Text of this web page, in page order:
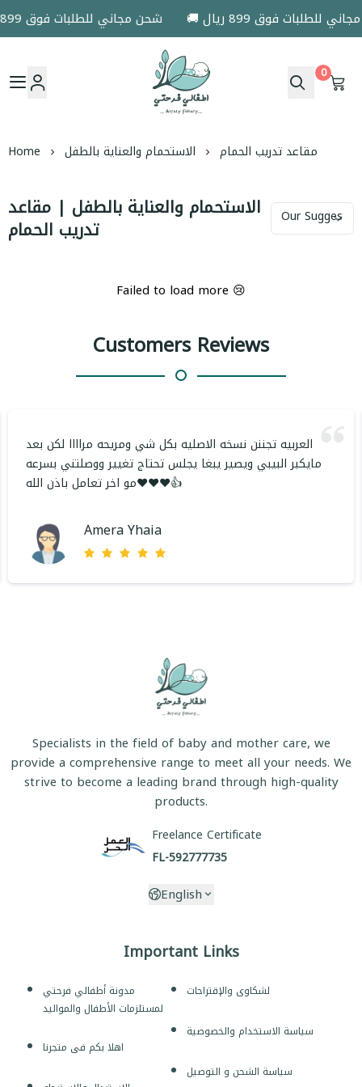
🚚 شحن مجاني للطلبات فوق 899 ريال للطلبات فوق 899 ريال
اطفالي فرحتي
0
Home الاستحمام والعناية بالطفل مقاعد تدريب الحمام
الاستحمام والعناية بالطفل | مقاعد
تدريب الحمام
Failed to load more 😢
Customers Reviews
العربيه تجننن نسخه الاصليه بكل شي ومريحه مراااا لكن بعد
مايكبر البيبي ويصير يبغا يجلس تحتاج تغيير ووصلتني بسرعه
مو اخر تعامل باذن الله❤️❤️❤️👍
Amera Yhaia
Important Links
مدونة أطفالي فرحتي
لمستلزمات الأطفال والمواليد
اهلا بكم فى متجرنا
لشكاوى والإقتراحات
سياسة الاستخدام والخصوصية
سياسة الشحن و التوصيل
Specialists in the field of baby and mother care, we
provide a comprehensive range to meet all your needs. We
strive to become a leading brand through high-quality
products.
Freelance Certificate
FL-592777735
English